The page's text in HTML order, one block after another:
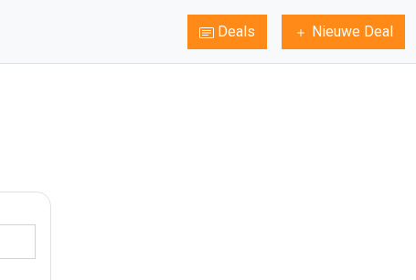
Deals Nieuwe Deal